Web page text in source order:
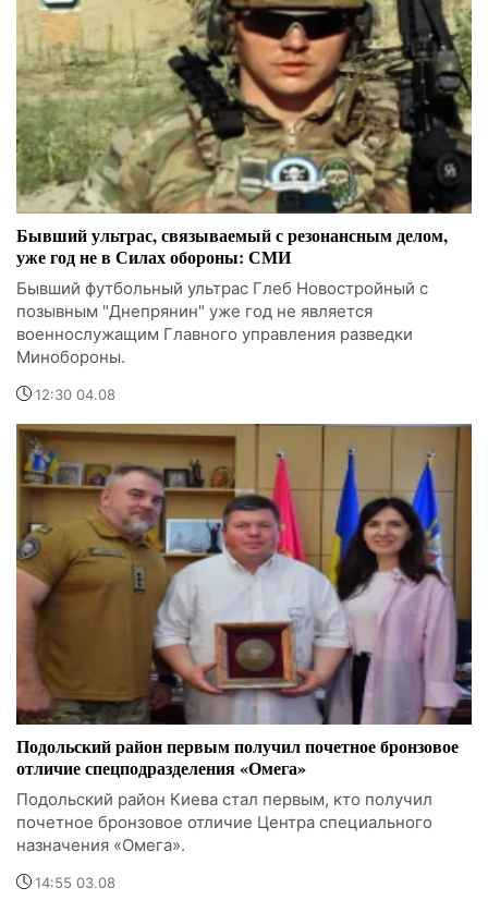
Бывший ультрас, связываемый с резонансным делом,
уже год не в Силах обороны: СМИ
Бывший футбольный ультрас Глеб Новостройный с
позывным "Днепрянин" уже год не является
военнослужащим Главного управления разведки
Минобороны.
12:30 04.08
Подольский район первым получил почетное бронзовое
отличие спецподразделения «Омега»
Подольский район Киева стал первым, кто получил
почетное бронзовое отличие Центра специального
назначения «Омега».
14:55 03.08